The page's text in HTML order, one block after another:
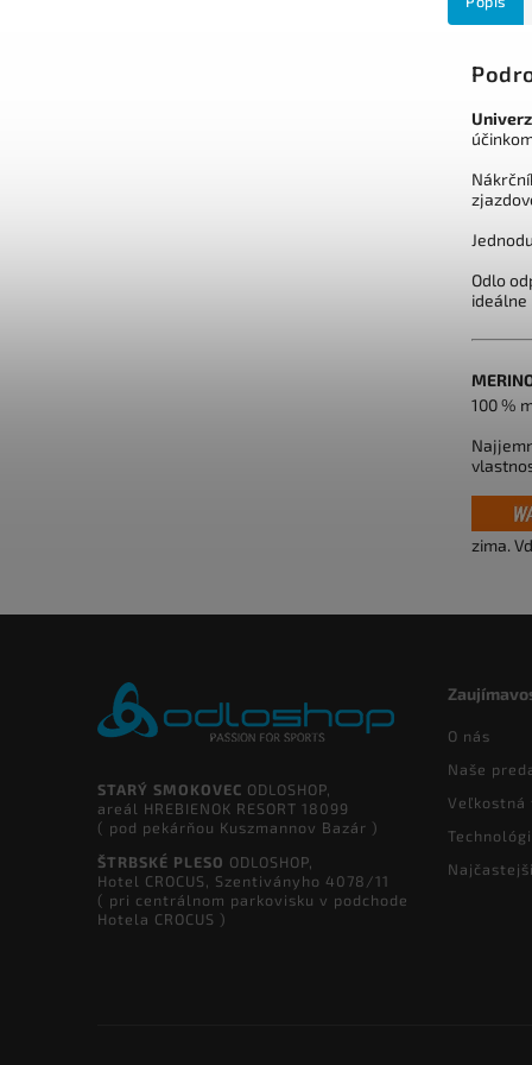
Odlo
ideálne
100 %
zima.
STARÝ SMOKOVEC ODLOSHOP,
areál HREBIENOK RESORT 18099
( pod pekárňou Kuszmannov Bazár )
ŠTRBSKÉ PLESO ODLOSHOP,
Hotel CROCUS, Szentiványho 4078/11
( pri centrálnom parkovisku v podchode
Hotela CROCUS )
O nás
Naše
Veľkostná